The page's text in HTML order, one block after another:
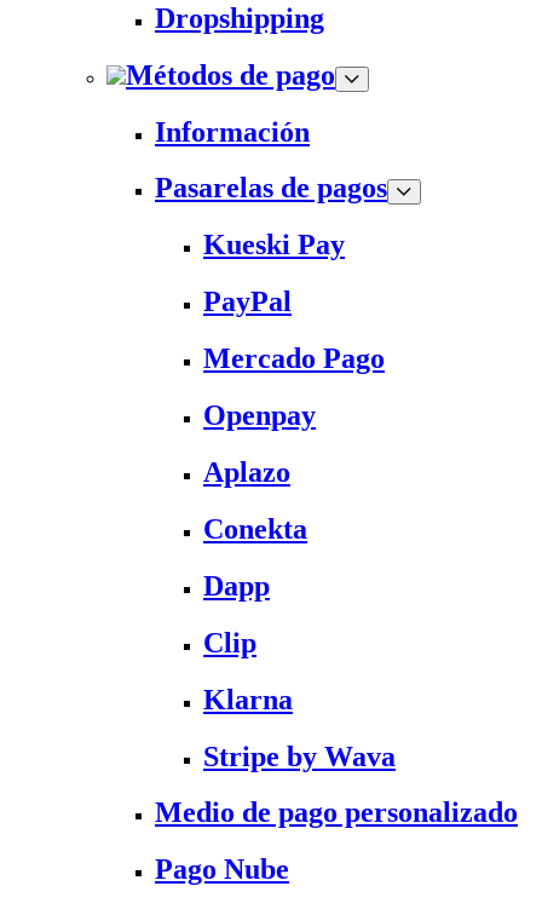
Dropshipping
Métodos de pago
Información
Pasarelas de pagos
Kueski Pay
PayPal
Mercado Pago
Openpay
Aplazo
Conekta
Dapp
Clip
Klarna
Stripe by Wava
Medio de pago personalizado
Pago Nube